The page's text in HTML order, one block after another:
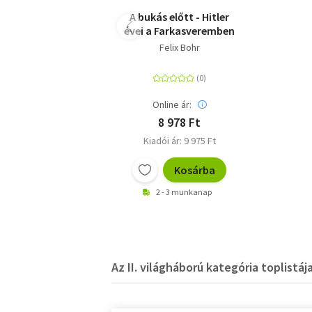
A bukás előtt - Hitler
évei a Farkasveremben
Felix Bohr
Online ár:
8 978 Ft
Kiadói ár: 9 975 Ft
Kosárba
2 - 3 munkanap
Az II. világháború kategória